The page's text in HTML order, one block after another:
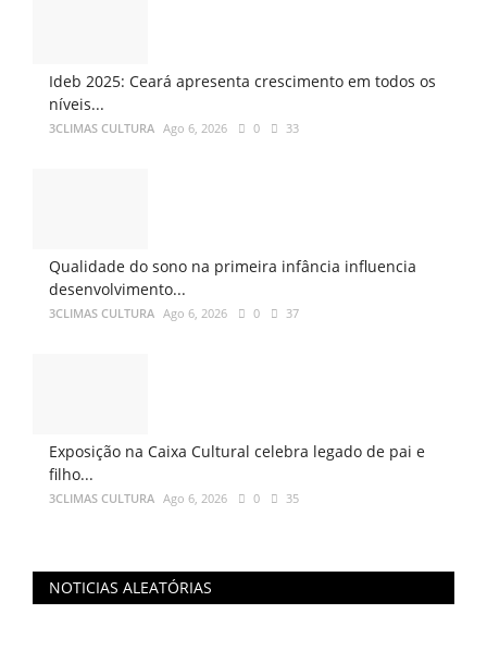
Ideb 2025: Ceará apresenta crescimento em todos os
níveis...
3CLIMAS CULTURA Ago 6, 2026 0 33
Qualidade do sono na primeira infância influencia
desenvolvimento...
3CLIMAS CULTURA Ago 6, 2026 0 37
Exposição na Caixa Cultural celebra legado de pai e
filho...
3CLIMAS CULTURA Ago 6, 2026 0 35
NOTICIAS ALEATÓRIAS